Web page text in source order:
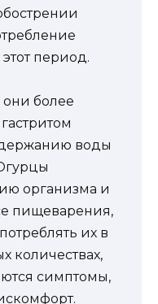
период.
они более
воды
организма и
пищеварения,
их в
количествах,
симптомы,